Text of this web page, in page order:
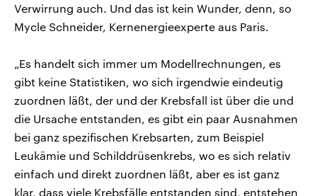
Verwirrung auch. Und das ist kein Wunder, denn, so
Mycle Schneider, Kernenergieexperte aus Paris.
„Es handelt sich immer um Modellrechnungen, es
gibt keine Statistiken, wo sich irgendwie eindeutig
zuordnen läßt, der und der Krebsfall ist über die und
die Ursache entstanden, es gibt ein paar Ausnahmen
bei ganz spezifischen Krebsarten, zum Beispiel
Leukämie und Schilddrüsenkrebs, wo es sich relativ
einfach und direkt zuordnen läßt, aber es ist ganz
klar, dass viele Krebsfälle entstanden sind, entstehen